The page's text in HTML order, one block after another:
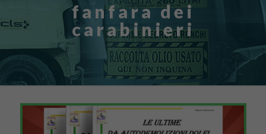
fanfara dei
carabinieri